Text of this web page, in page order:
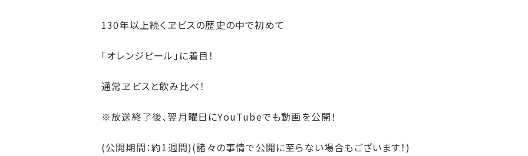
130年以上続くヱビスの歴史の中で初めて
「オレンジピール」に着目！
通常ヱビスと飲み比べ！
※放送終了後、翌月曜日にYouTubeでも動画を公開！
(公開期間：約1週間)(諸々の事情で公開に至らない場合もございます！)